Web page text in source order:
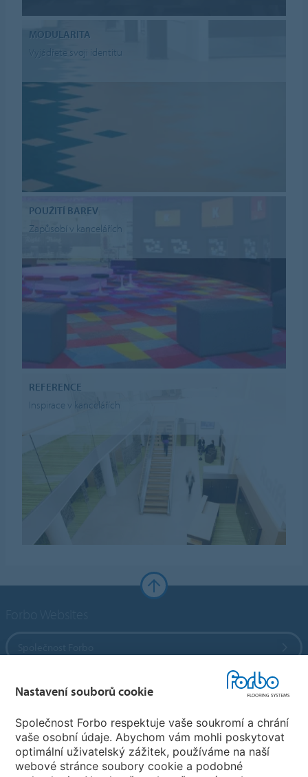
MODULARITA
Vyjádřete svoji identitu
POUŽITÍ BAREV
Zapůsobí v kancelářích
REFERENCE
Inspirace v kancelářích
Forbo Flooring Systems
Forbo Movement Systems
Nastavení souborů cookie
Společnost Forbo respektuje vaše soukromí a chrání
vaše osobní údaje. Abychom vám mohli poskytovat
optimální uživatelský zážitek, používáme na naší
webové stránce soubory cookie a podobné